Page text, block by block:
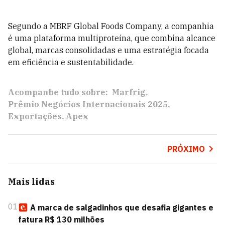
Segundo a MBRF Global Foods Company, a companhia
é uma plataforma multiproteína, que combina alcance
global, marcas consolidadas e uma estratégia focada
em eficiência e sustentabilidade.
Acompanhe tudo sobre: Marfrig
Prêmio Negócios Internacionais 2025
Exportações Apex
PRÓXIMO
Mais lidas
01
A marca de salgadinhos que desafia gigantes e
fatura R$ 130 milhões